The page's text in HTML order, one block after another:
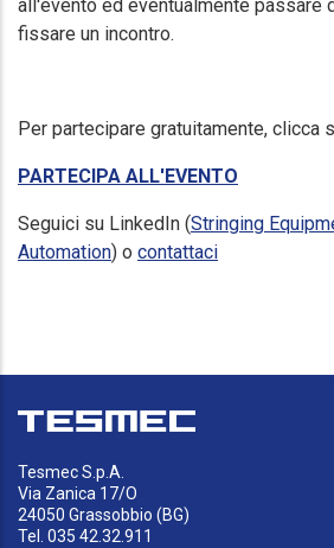
all'evento ed eventualmente passare
fissare un incontro.
Per partecipare gratuitamente, clicca
PARTECIPA ALL'EVENTO
Seguici su LinkedIn (Stringing
Automation) o contattaci
Tesmec S.p.A.
Via Zanica 17/O
24050 Grassobbio (BG)
Tel. 035 42.32.911